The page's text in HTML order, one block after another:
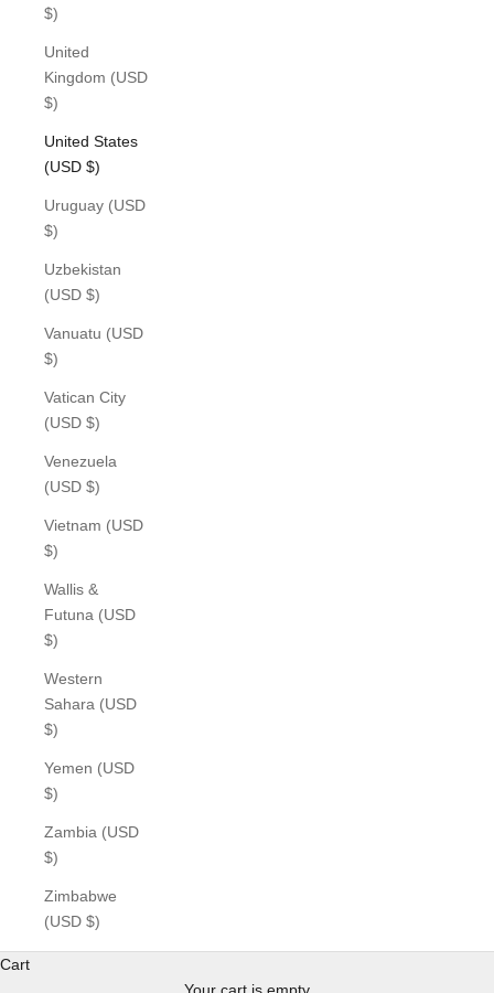
$)
United
Kingdom (USD
$)
United States
(USD $)
Uruguay (USD
$)
Uzbekistan
(USD $)
Vanuatu (USD
$)
Vatican City
(USD $)
Venezuela
(USD $)
Vietnam (USD
$)
Wallis &
Futuna (USD
$)
Western
Sahara (USD
$)
Yemen (USD
$)
Zambia (USD
$)
Zimbabwe
(USD $)
Cart
Your cart is empty